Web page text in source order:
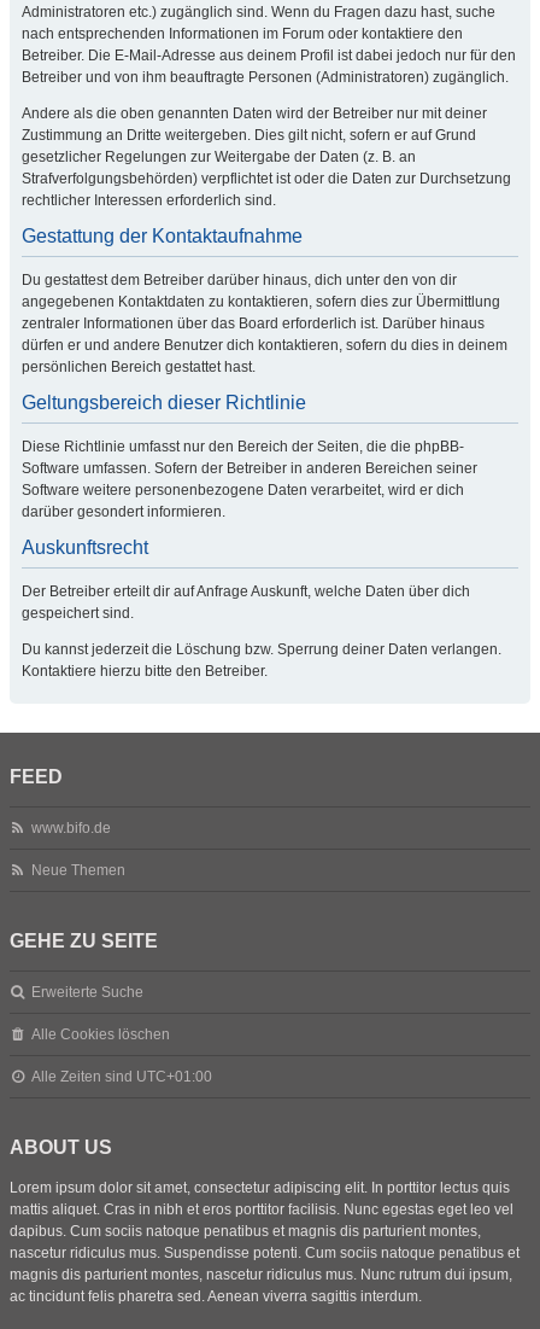
Administratoren etc.) zugänglich sind. Wenn du Fragen dazu hast, suche
nach entsprechenden Informationen im Forum oder kontaktiere den
Betreiber. Die E-Mail-Adresse aus deinem Profil ist dabei jedoch nur für den
Betreiber und von ihm beauftragte Personen (Administratoren) zugänglich.
Andere als die oben genannten Daten wird der Betreiber nur mit deiner
Zustimmung an Dritte weitergeben. Dies gilt nicht, sofern er auf Grund
gesetzlicher Regelungen zur Weitergabe der Daten (z. B. an
Strafverfolgungsbehörden) verpflichtet ist oder die Daten zur Durchsetzung
rechtlicher Interessen erforderlich sind.
Gestattung der Kontaktaufnahme
Du gestattest dem Betreiber darüber hinaus, dich unter den von dir
angegebenen Kontaktdaten zu kontaktieren, sofern dies zur Übermittlung
zentraler Informationen über das Board erforderlich ist. Darüber hinaus
dürfen er und andere Benutzer dich kontaktieren, sofern du dies in deinem
persönlichen Bereich gestattet hast.
Geltungsbereich dieser Richtlinie
Diese Richtlinie umfasst nur den Bereich der Seiten, die die phpBB-
Software umfassen. Sofern der Betreiber in anderen Bereichen seiner
Software weitere personenbezogene Daten verarbeitet, wird er dich
darüber gesondert informieren.
Auskunftsrecht
Der Betreiber erteilt dir auf Anfrage Auskunft, welche Daten über dich
gespeichert sind.
Du kannst jederzeit die Löschung bzw. Sperrung deiner Daten verlangen.
Kontaktiere hierzu bitte den Betreiber.
FEED
www.bifo.de
Neue Themen
GEHE ZU SEITE
Erweiterte Suche
Alle Cookies löschen
Alle Zeiten sind UTC+01:00
ABOUT US
Lorem ipsum dolor sit amet, consectetur adipiscing elit. In porttitor lectus quis
mattis aliquet. Cras in nibh et eros porttitor facilisis. Nunc egestas eget leo vel
dapibus. Cum sociis natoque penatibus et magnis dis parturient montes,
nascetur ridiculus mus. Suspendisse potenti. Cum sociis natoque penatibus et
magnis dis parturient montes, nascetur ridiculus mus. Nunc rutrum dui ipsum,
ac tincidunt felis pharetra sed. Aenean viverra sagittis interdum.